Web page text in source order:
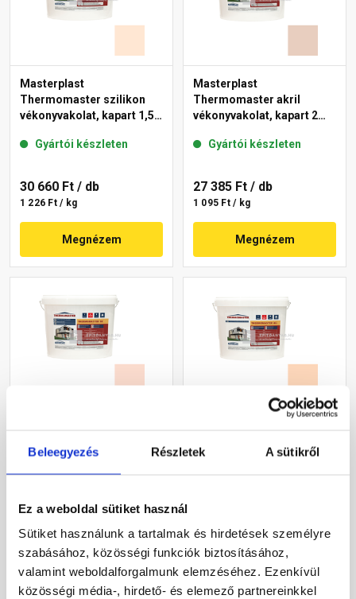
Beleegyezés Részletek A sütikről
Ez a weboldal sütiket használ
Sütiket használunk a tartalmak és hirdetések személyre
szabásához, közösségi funkciók biztosításához,
valamint weboldalforgalmunk elemzéséhez. Ezenkívül
közösségi média-, hirdető- és elemező partnereinkkel
Masterplast
Thermomaster szilikon
vékonyvakolat, kapart 1,5
Gyártói készleten
30 660 Ft / db
1 226 Ft / kg
Megnézem
Masterplast
Thermomaster akril
vékonyvakolat, kapart 2
Gyártói készleten
27 385 Ft / db
1 095 Ft / kg
Megnézem
vékonyvakolat, kapart 1,5
mm 17-F 25 kg
30 660 Ft / db
Megnézem
vékonyvakolat,
27 385 Ft / db
Megnézem